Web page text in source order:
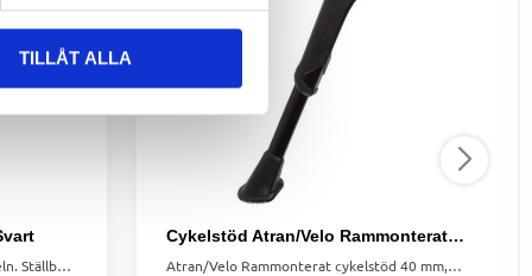
TILLÅT ALLA
Stöd för montering på bakhjulsaxeln. Ställbar steglös justering från 24-28"
Cykelstöd Atran/Velo Rammonterat 40 mm
Atran/Velo Rammonterat cykelstöd 40 mm, justerbar längd för cyklar mellan 24–28″, i lätt och hållbart aluminium.